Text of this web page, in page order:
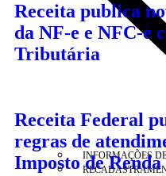
INFORMAÇÕES
Receita publica
da NF-e e NFC-e
Tributária
Receita Federal
regras de
Imposto de Renda